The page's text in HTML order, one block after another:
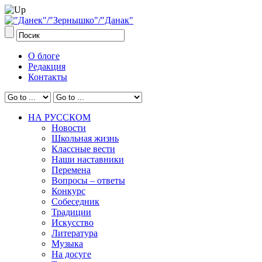
О блоге
Редакция
Контакты
НА РУССКОМ
Новости
Школьная жизнь
Классные вести
Наши наставники
Перемена
Вопросы – ответы
Конкурс
Собеседник
Традиции
Искусство
Литература
Музыка
На досуге